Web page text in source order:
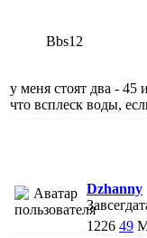
Bbs12
у меня стоят два - 45
что всплеск воды,
Dzhanny
1226 49